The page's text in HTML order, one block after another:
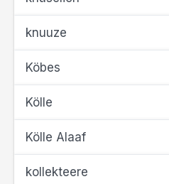
knuuze
Köbes
Kölle
Kölle Alaaf
kollekteere